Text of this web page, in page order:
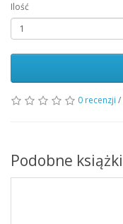
Ilość
0 recenzji /
Podobne książki